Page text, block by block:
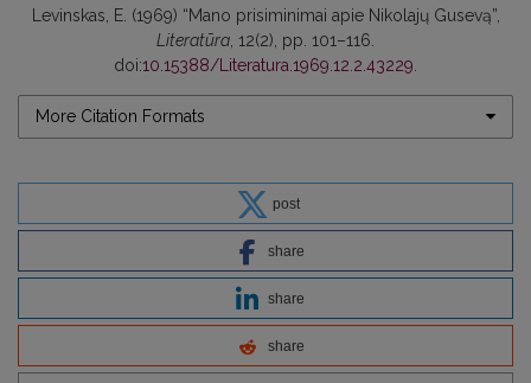
Levinskas, E. (1969) “Mano prisiminimai apie Nikolajų Gusevą”,
Literatūra , 12(2), pp. 101–116.
doi:10.15388/Literatura.1969.12.2.43229
More Citation Formats
post
share
share
share